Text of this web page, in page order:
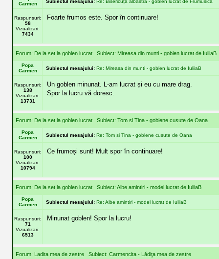
Carmen
Subiectul mesajului: Re: Bisericuța albastra - goblen lucrat de Frumusica
Raspunsuri:
58
Vizualizari:
7434
Foarte frumos este. Spor în continuare!
Forum: De la set la goblen lucrat Subiect: Mireasa din munti - goblen lucrat de IuliiaB
Popa
Carmen
Subiectul mesajului: Re: Mireasa din munti - goblen lucrat de IuliiaB
Raspunsuri:
138
Vizualizari:
13731
Un goblen minunat. L-am lucrat și eu cu mare drag.
Spor la lucru vă doresc.
Forum: De la set la goblen lucrat Subiect: Tom si Tina - goblene cusute de Oana
Popa
Carmen
Subiectul mesajului: Re: Tom si Tina - goblene cusute de Oana
Raspunsuri:
100
Vizualizari:
10794
Ce frumoși sunt! Mult spor în continuare!
Forum: De la set la goblen lucrat Subiect: Albe amintiri - model lucrat de IuliiaB
Popa
Carmen
Subiectul mesajului: Re: Albe amintiri - model lucrat de IuliiaB
Raspunsuri:
71
Vizualizari:
6513
Minunat goblen! Spor la lucru!
Forum: Ladita mea de zestre Subiect: Carmencita - Lădiţa mea de zestre